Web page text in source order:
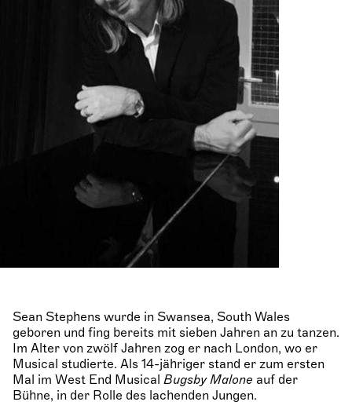
Sean Stephens wurde in Swansea, South Wales
geboren und fing bereits mit sieben Jahren an zu tanzen.
Im Alter von zwölf Jahren zog er nach London, wo er
Musical studierte. Als 14-jähriger stand er zum ersten
Mal im West End Musical Bugsby Malone auf der
Bühne, in der Rolle des lachenden Jungen.